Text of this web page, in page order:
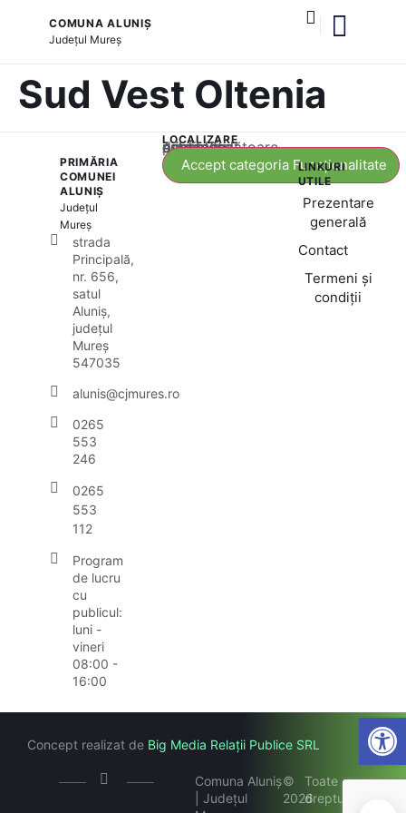
COMUNA ALUNIȘ
Județul Mureș
Sud Vest Oltenia
PRIMĂRIA
COMUNEI
ALUNIȘ
Județul
Mureș
strada
Principală,
nr. 656,
satul
Aluniș,
județul
Mureș
547035
alunis@cjmures.ro
0265
553
246
0265
553
112
Program
de lucru
cu
publicul:
luni -
vineri
08:00 -
16:00
LOCALIZARE
Acest conținut este blocat până când acceptați categoria corespunzătoare de cookie-uri.
Accept categoria Funcționalitate
LINKURI
UTILE
Prezentare
generală
Contact
Termeni și
condiții
Comuna Aluniș
| Județul
©
2026
Toate
drepturile
Concept realizat de Big Media Relații Publice SRL